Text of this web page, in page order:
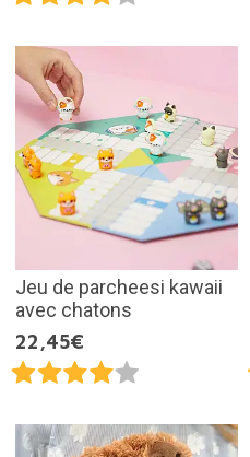
Jeu de parcheesi kawaii
avec chatons
22,45€